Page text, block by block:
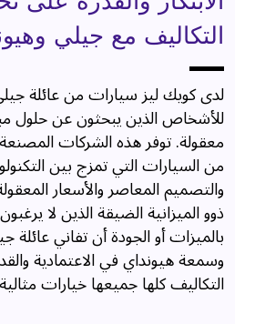
التكاليف مع جيلي
لدى كويك ليز سيارات من عائلة
للأشخاص الذين يبحثون عن حلول
معقولة. توفر هذه الشركات
من السيارات التي تمزج بين
والتصميم المعاصر والأسعار
ذوو الميزانية الضيقة الذين لا
بالميزات أو الجودة أن تفاني عائلة
وسمعة هيونداي في الاعتمادية
التكاليف كلها جميعها خيارات